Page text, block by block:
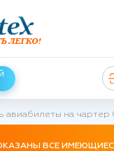
авиабилеты на
ВСЕ